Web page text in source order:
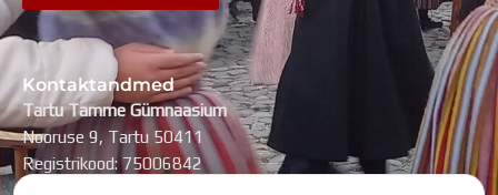
Kontaktandmed
Tartu Tamme Gümnaasium
Nooruse 9, Tartu 50411
Registrikood: 75006842